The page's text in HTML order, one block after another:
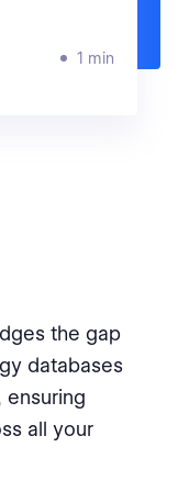
1 min
the gap
databases
ensuring
all your